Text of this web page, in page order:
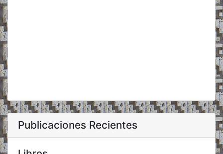
Publicaciones Recientes